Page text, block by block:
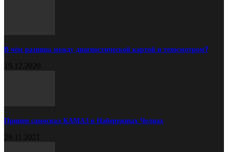
В чём разница между диагностической картой и техосмотром?
19.12.2020
Прицеп самосвал КАМАЗ в Набережных Челнах
29.11.2021